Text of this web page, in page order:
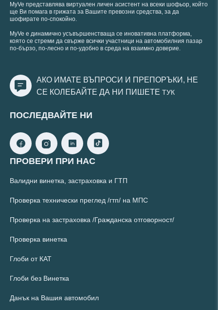
MyVe представлява виртуален личен асистент на всеки шофьор, който
ще Ви помага в грижата за Вашите превозни средства, за да
шофирате по-спокойно.
MyVe е динамично усъвършенстваща се иновативна платформа,
която се стреми да свърже всички участници на автомобилния пазар
по-бързо, по-лесно и по-удобно в среда на взаимно доверие.
АКО ИМАТЕ ВЪПРОСИ И ПРЕПОРЪКИ, НЕ
СЕ КОЛЕБАЙТЕ ДА НИ ПИШЕТЕ ТУК
ПОСЛЕДВАЙТЕ НИ
ПРОВЕРИ ПРИ НАС
Валидни винетка, застраховка и ГТП
Проверка технически преглед /гтп/ на МПС
Проверка на застраховка /Гражданска отговорност/
Проверка винетка
Глоби от КАТ
Глоби без Винетка
Данък на Вашия автомобил